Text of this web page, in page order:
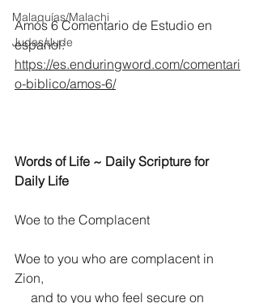
Malaquías/Malachi
Judas/Jude
Amós 6 Comentario de Estudio en
español:
https://es.enduringword.com/comentari
o-biblico/amos-6/
Words of Life ~ Daily Scripture for
Daily Life
Woe to the Complacent
Woe to you who are complacent in
Zion,